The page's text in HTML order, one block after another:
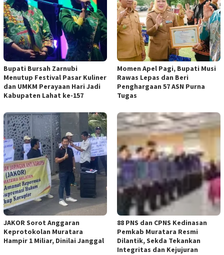
Bupati Bursah Zarnubi
Menutup Festival Pasar Kuliner
dan UMKM Perayaan Hari Jadi
Kabupaten Lahat ke-157
Momen Apel Pagi, Bupati Musi
Rawas Lepas dan Beri
Penghargaan 57 ASN Purna
Tugas
JAKOR Sorot Anggaran
Keprotokolan Muratara
Hampir 1 Miliar, Dinilai Janggal
88 PNS dan CPNS Kedinasan
Pemkab Muratara Resmi
Dilantik, Sekda Tekankan
Integritas dan Kejujuran